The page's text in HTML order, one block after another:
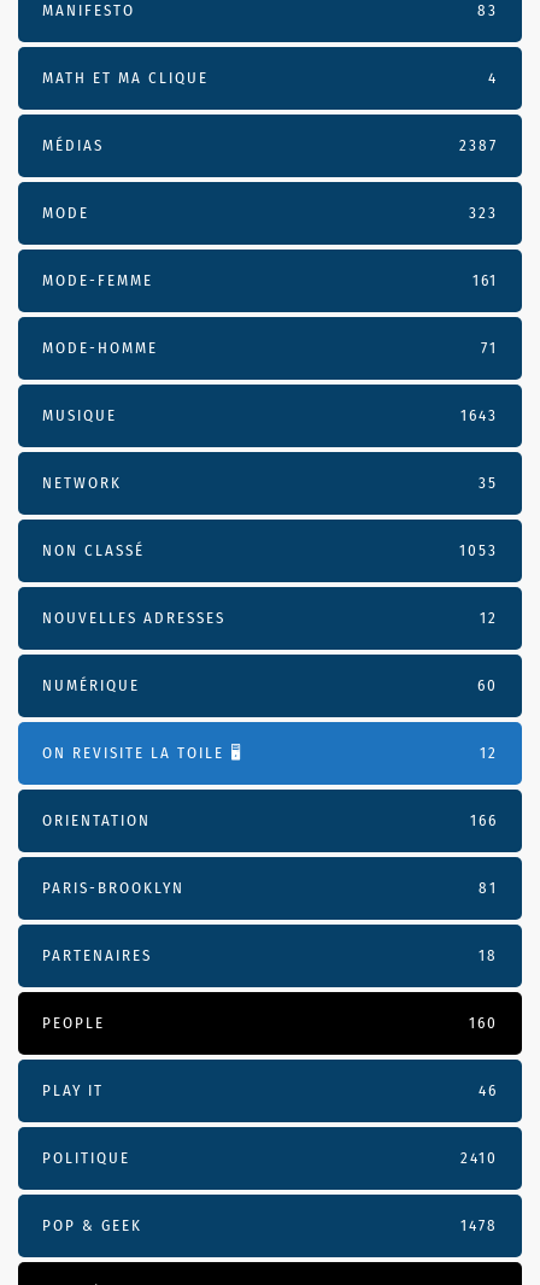
MANIFESTO 83
MATH ET MA CLIQUE 4
MÉDIAS 2387
MODE 323
MODE-FEMME 161
MODE-HOMME 71
MUSIQUE 1643
NETWORK 35
NON CLASSÉ 1053
NOUVELLES ADRESSES 12
NUMÉRIQUE 60
ON REVISITE LA TOILE 🖥️ 12
ORIENTATION 166
PARIS-BROOKLYN 81
PARTENAIRES 18
PEOPLE 160
PLAY IT 46
POLITIQUE 2410
POP & GEEK 1478